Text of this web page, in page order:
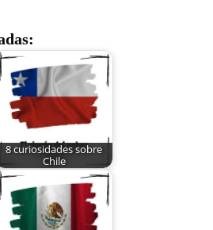
8 curiosidades sobre
Chile